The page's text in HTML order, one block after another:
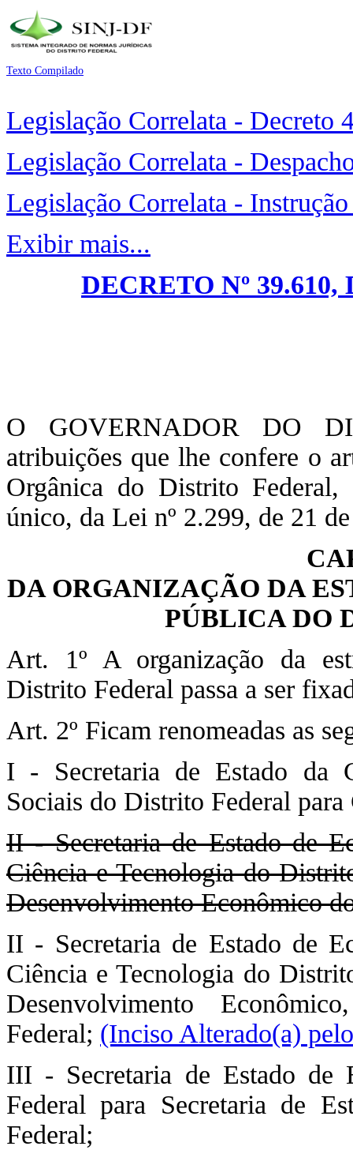
Texto Compilado
Legislação Correlata - Decreto
Legislação Correlata -
Legislação Correlata -
Exibir mais...
DECRETO Nº
O GOVERNADOR DO
atribuições que lhe confere o
Orgânica do Distrito
único, da Lei nº 2.299, de 21
DA ORGANIZAÇÃO DA
PÚBLICA DO
Art. 1º A organização da
Distrito Federal passa a ser
Art. 2º Ficam renomeadas as
I - Secretaria de Estado da
Sociais do Distrito Federal
II - Secretaria de Estado de
Ciência e Tecnologia do
Desenvolvimento Econômico
II - Secretaria de Estado de
Ciência e Tecnologia do
Desenvolvimento
Federal; (Inciso Alterado(a)
III - Secretaria de Estado de
Federal para Secretaria de
Federal;